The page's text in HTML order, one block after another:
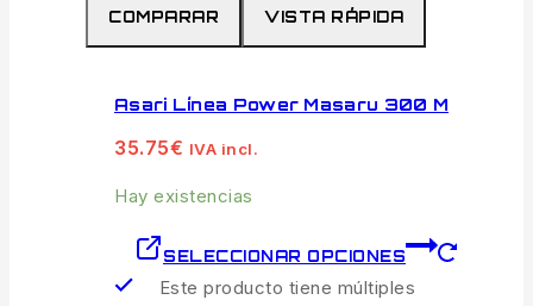
COMPARAR VISTA RÁPIDA
Asari Línea Power Masaru 300 M
35.75€ IVA incl.
Hay existencias
SELECCIONAR OPCIONES
Este producto tiene múltiples